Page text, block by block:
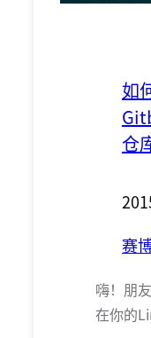
如
仓
赛
嗨！朋
在你的